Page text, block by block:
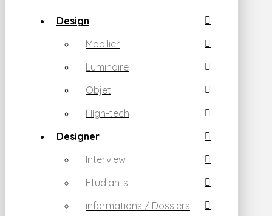
Design
Mobilier
Luminaire
Objet
High-tech
Designer
Interview
Etudiants
informations / Dossiers